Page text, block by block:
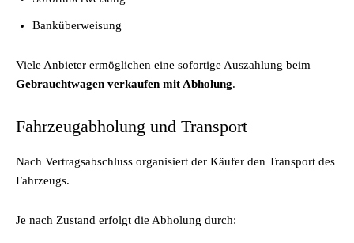
Banküberweisung
Viele Anbieter ermöglichen eine sofortige Auszahlung beim
Gebrauchtwagen verkaufen mit Abholung.
Fahrzeugabholung und Transport
Nach Vertragsabschluss organisiert der Käufer den Transport des
Fahrzeugs.
Je nach Zustand erfolgt die Abholung durch: